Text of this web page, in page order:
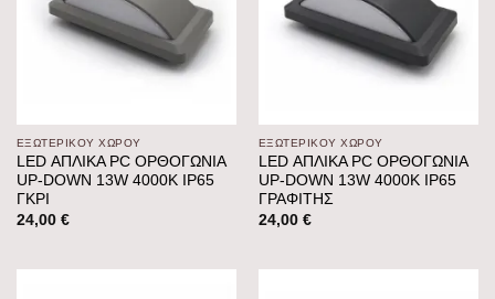
ΕΞΩΤΕΡΙΚΟΥ ΧΩΡΟΥ
LED ΑΠΛΙΚΑ PC ΟΡΘΟΓΩΝΙΑ
UP-DOWN 13W 4000K IP65
ΓΚΡΙ
24,00 €
ΕΞΩΤΕΡΙΚΟΥ ΧΩΡΟΥ
LED ΑΠΛΙΚΑ PC ΟΡΘΟΓΩΝΙΑ
UP-DOWN 13W 4000K IP65
ΓΡΑΦΙΤΗΣ
24,00 €